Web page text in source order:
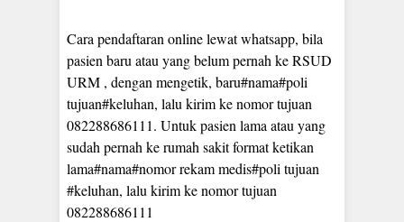
Cara pendaftaran online lewat whatsapp, bila
pasien baru atau yang belum pernah ke RSUD
URM , dengan mengetik, baru#nama#poli
tujuan#keluhan, lalu kirim ke nomor tujuan
082288686111. Untuk pasien lama atau yang
sudah pernah ke rumah sakit format ketikan
lama#nama#nomor rekam medis#poli tujuan
#keluhan, lalu kirim ke nomor tujuan
082288686111